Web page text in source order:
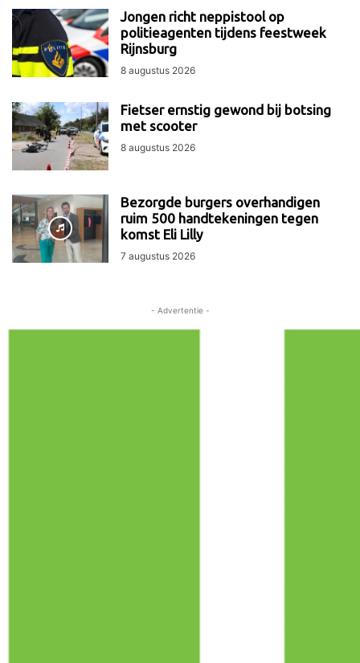
Jongen richt neppistool op
politieagenten tijdens feestweek
Rijnsburg
8 augustus 2026
Fietser ernstig gewond bij botsing
met scooter
8 augustus 2026
Bezorgde burgers overhandigen
ruim 500 handtekeningen tegen
komst Eli Lilly
7 augustus 2026
- Advertentie -